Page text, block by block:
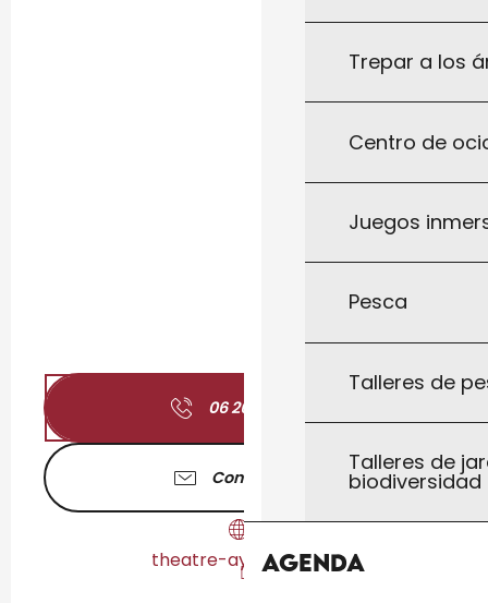
Trepar a los
Centro de
Juegos
Pesca
Talleres de
Talleres de
biodiversidad
Agenda
06 26 94 71
Contáctenos
theatre-aymare.com